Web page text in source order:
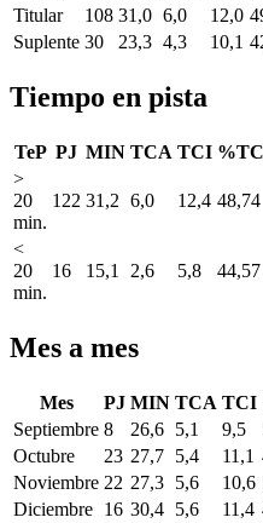
Titular
108 31,0 6,0 12,0
Suplente 30 23,3 4,3 10,1
Tiempo en pista
TeP PJ MIN TCA TCI %TC
>
20
min.
122 31,2 6,0 12,4 48,74
<
20
min.
16 15,1 2,6 5,8 44,57
Mes a mes
Mes PJ MIN TCA TCI
Septiembre 8 26,6 5,1 9,5
Octubre
23 27,7 5,4 11,1
Noviembre 22 27,3 5,6 10,6
Diciembre 16 30,4 5,6 11,4